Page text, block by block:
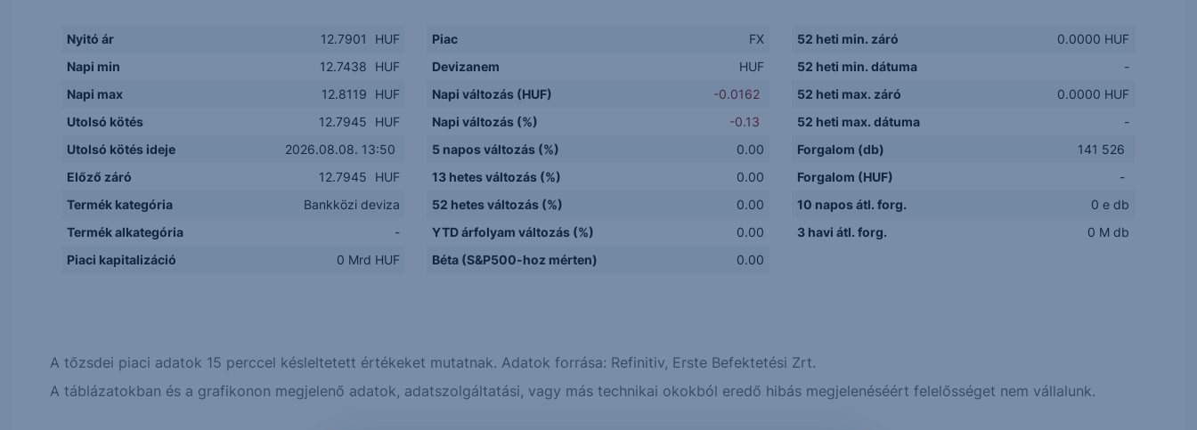
Nyitó ár 12.7901
HUF
Napi min
12.7438
HUF
Napi max
12.8119
HUF
Utolsó kötés
12.7945
HUF
Utolsó kötés ideje
2026.08.08. 13:50
Előző záró
12.7945
HUF
Termék kategória
Bankközi deviza
Termék alkategória
-
Piaci kapitalizáció
0 Mrd HUF
Piac
FX
Devizanem
HUF
Napi változás (HUF)
-0.0162
Napi változás (%)
-0.13
5 napos változás (%)
0.00
13 hetes változás (%)
0.00
52 hetes változás (%)
0.00
YTD árfolyam változás (%)
0.00
Béta (S&P500-hoz mérten)
0.00
52 heti min. záró
0.0000 HUF
52 heti min. dátuma
-
52 heti max. záró
0.0000 HUF
52 heti max. dátuma
-
Forgalom (db)
141 526
Forgalom (HUF)
-
10 napos átl. forg.
0 e db
3 havi átl. forg.
0 M db
A tőzsdei piaci adatok 15 perccel késleltetett értékeket mutatnak. Adatok forrása: Refinitiv, Erste Befektetési Zrt.
A táblázatokban és a grafikonon megjelenő adatok, adatszolgáltatási, vagy más technikai okokból eredő hibás megjelenéséért felelősséget nem vállalunk.